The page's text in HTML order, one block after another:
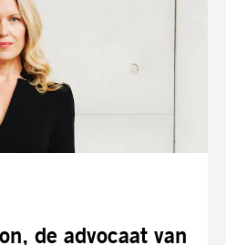
de advocaat van